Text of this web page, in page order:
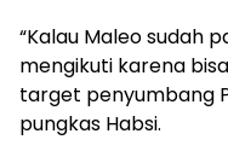
“Kalau Maleo sudah
mengikuti karena
target penyumbang
pungkas Habsi.